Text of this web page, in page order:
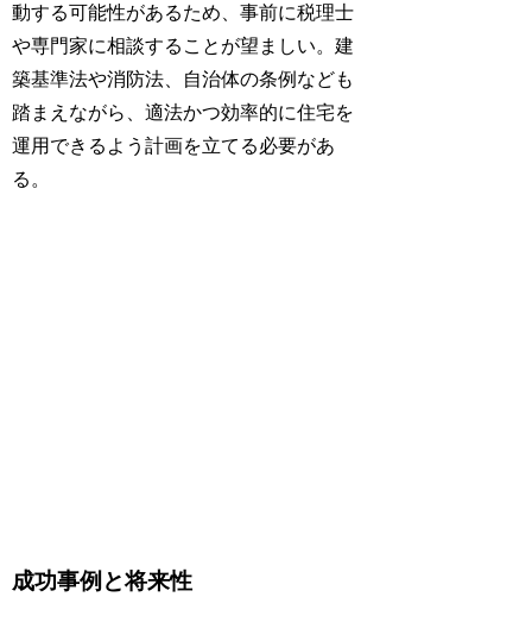
動する可能性があるため、事前に税理士
や専門家に相談することが望ましい。建
築基準法や消防法、自治体の条例なども
踏まえながら、適法かつ効率的に住宅を
運用できるよう計画を立てる必要があ
る。
成功事例と将来性